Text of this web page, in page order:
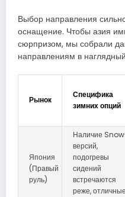
Выбор направления
оснащение. Чтобы азия
сюрпризом, мы собрали
направлениям в
Рынок
Специфика
зимних опций
Япония
(Правый
руль)
Наличие
версий,
подогревы
сидений
встречаются
реже, отличные